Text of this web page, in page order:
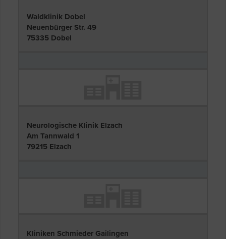
Waldklinik Dobel
Neuenbürger Str. 49
75335 Dobel
Neurologische Klinik Elzach
Am Tannwald 1
79215 Elzach
Kliniken Schmieder Gailingen